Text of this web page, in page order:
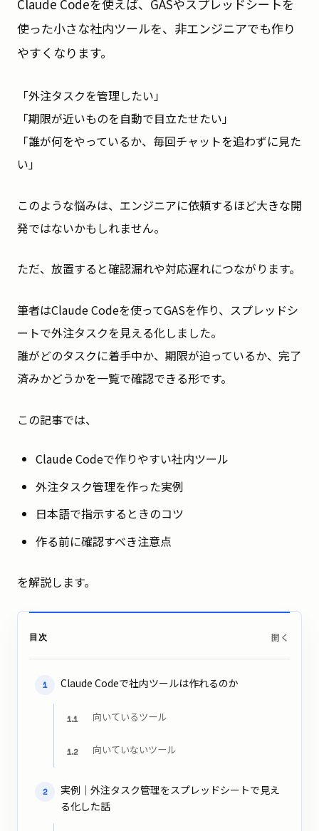
Claude Codeを使えば、GASやスプレッドシートを
使った小さな社内ツールを、非エンジニアでも作り
やすくなります。
「外注タスクを管理したい」
「期限が近いものを自動で目立たせたい」
「誰が何をやっているか、毎回チャットを追わずに見た
い」
このような悩みは、エンジニアに依頼するほど大きな開
発ではないかもしれません。
ただ、放置すると確認漏れや対応遅れにつながります。
筆者はClaude Codeを使ってGASを作り、スプレッドシ
ートで外注タスクを見える化しました。
誰がどのタスクに着手中か、期限が迫っているか、完了
済みかどうかを一覧で確認できる形です。
この記事では、
Claude Codeで作りやすい社内ツール
外注タスク管理を作った実例
日本語で指示するときのコツ
作る前に確認すべき注意点
を解説します。
目次
1 Claude Codeで社内ツールは作れるのか
1.1 向いているツール
1.2 向いていないツール
2
実例｜外注タスク管理をスプレッドシートで見え
る化した話